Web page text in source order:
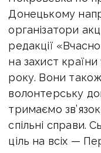
Донецькому
організатори
редакції
на захист
року. Вони
волонтерську
тримаємо
спільні справи.
ціль на всіх —